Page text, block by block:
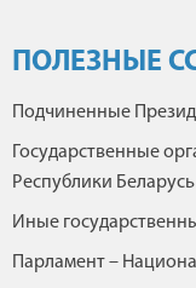
ПОЛЕЗНЫЕ
Подчиненные
Государственные
Республики Беларусь
Иные
Парламент –